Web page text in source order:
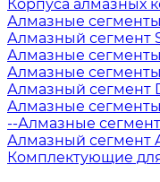
Корпуса алмазных
Алмазные сегменты
Алмазный сегмент
Алмазные
Алмазные
Алмазный сегмент
Алмазные
--Алмазные
Алмазный сегмент
Комплектующие